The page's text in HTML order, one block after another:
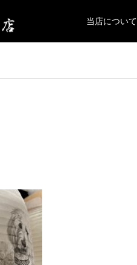
当店について